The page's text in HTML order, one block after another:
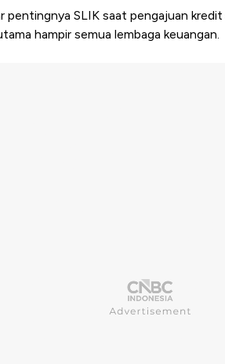
pentingnya SLIK saat pengajuan
hampir semua lembaga keuangan.